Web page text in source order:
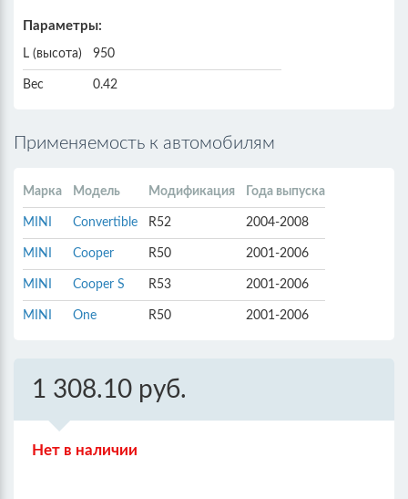
Параметры:
L (высота) 950
Вес 0.42
Применяемость к автомобилям
Марка Модель Модификация Года выпуска
MINI Convertible R52 2004-2008
MINI Cooper R50 2001-2006
MINI Cooper S R53 2001-2006
MINI One R50 2001-2006
1 308.10 руб.
Нет в наличии